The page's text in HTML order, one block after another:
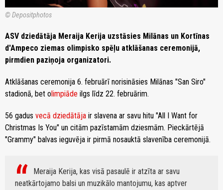
© Depositphotos
ASV dziedātāja Meraija Kerija uzstāsies Milānas un Kortīnas
d'Ampeco ziemas olimpisko spēļu atklāšanas ceremonijā,
pirmdien paziņoja organizatori.
Atklāšanas ceremonija 6. februārī norisināsies Milānas "San Siro"
stadionā, bet o limpiāde ilgs līdz 22. februārim.
56 gadus vecā dziedātāja ir slavena ar savu hitu "All I Want for
Christmas Is You" un citām pazīstamām dziesmām. Pieckārtējā
"Grammy" balvas ieguvēja ir pirmā nosauktā slavenība ceremonijā.
Meraija Kerija, kas visā pasaulē ir atzīta ar savu
neatkārtojamo balsi un muzikālo mantojumu, kas aptver